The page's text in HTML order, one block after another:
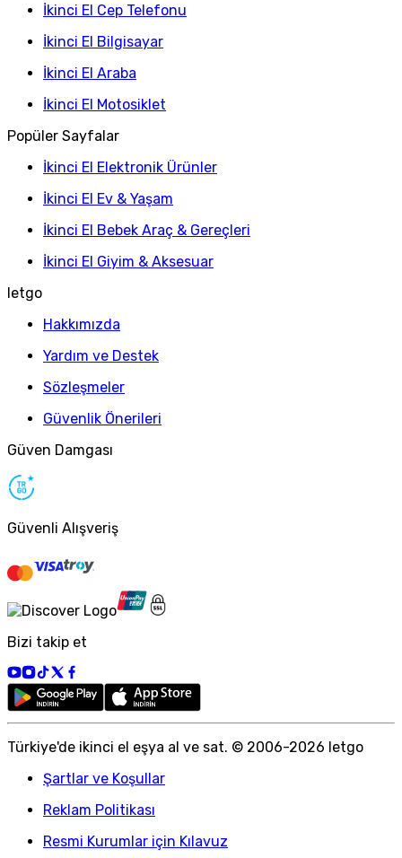
İkinci El Cep Telefonu
İkinci El Bilgisayar
İkinci El Araba
İkinci El Motosiklet
Popüler Sayfalar
İkinci El Elektronik Ürünler
İkinci El Ev & Yaşam
İkinci El Bebek Araç & Gereçleri
İkinci El Giyim & Aksesuar
letgo
Hakkımızda
Yardım ve Destek
Sözleşmeler
Güvenlik Önerileri
Güven Damgası
Güvenli Alışveriş
Bizi takip et
Türkiye'de ikinci el eşya al ve sat. © 2006-2026 letgo
Şartlar ve Koşullar
Reklam Politikası
Resmi Kurumlar için Kılavuz